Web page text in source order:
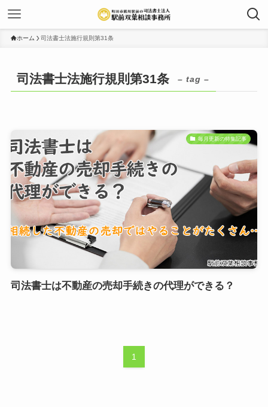
ホーム 司法書士法施行規則第31条
司法書士法施行規則第31条 – tag –
毎月更新の特集記事
司法書士は不動産の売却手続きの代理ができる？
1